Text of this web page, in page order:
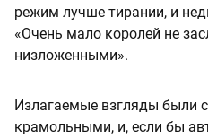
режим лучше тирании, и
«Очень мало королей не
низложенными».
Излагаемые взгляды были
крамольными, и, если бы